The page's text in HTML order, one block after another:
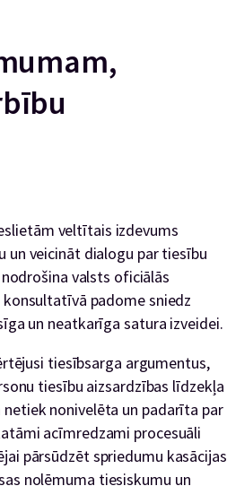
veltītais izdevums
un veicināt dialogu par tiesību
valsts oficiālās
konsultatīvā padome sniedz
un neatkarīga satura izveidei.
tiesībsarga argumentus,
tiesību aizsardzības līdzekļa
nonivelēta un padarīta par
acīmredzami procesuāli
pārsūdzēt spriedumu kasācijas
nolēmuma tiesiskumu un